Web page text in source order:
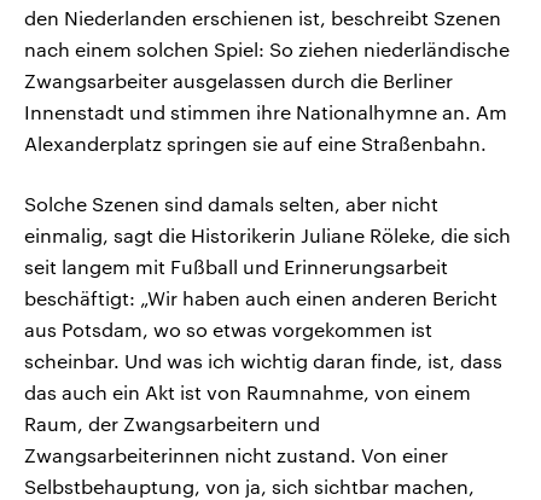
den Niederlanden erschienen ist, beschreibt Szenen
nach einem solchen Spiel: So ziehen niederländische
Zwangsarbeiter ausgelassen durch die Berliner
Innenstadt und stimmen ihre Nationalhymne an. Am
Alexanderplatz springen sie auf eine Straßenbahn.
Solche Szenen sind damals selten, aber nicht
einmalig, sagt die Historikerin Juliane Röleke, die sich
seit langem mit Fußball und Erinnerungsarbeit
beschäftigt: „Wir haben auch einen anderen Bericht
aus Potsdam, wo so etwas vorgekommen ist
scheinbar. Und was ich wichtig daran finde, ist, dass
das auch ein Akt ist von Raumnahme, von einem
Raum, der Zwangsarbeitern und
Zwangsarbeiterinnen nicht zustand. Von einer
Selbstbehauptung, von ja, sich sichtbar machen,